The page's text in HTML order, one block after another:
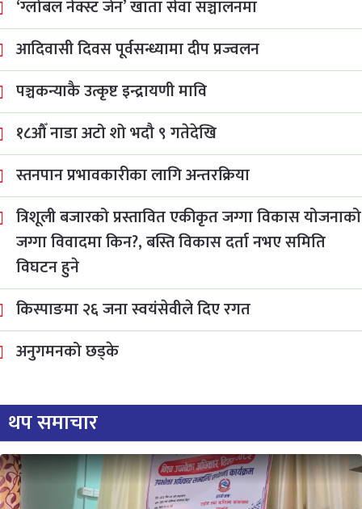
‘ग्लोबल नेक्स्ट जेन’ खाता सेवा सञ्चालनमा
आदिवासी दिवस पूर्वसन्ध्यामा दीप प्रज्वलन
पञ्चकन्याकै उत्कृष्ट इन्द्रायणी मावि
१८औँ नाडा अटो शो भदौ ९ गतेदेखि
स्तनपान प्रभावकारीका लागि अन्तरक्रिया
त्रिशूली बजारको प्रस्तावित एकीकृत जग्गा विकास योजनाको
जग्गा विवादमा किन?, बस्ति विकास दर्ता नभए समिति
विघटन हुने
किस्पाङमा २६ जना स्वयंसेवीले दिए रगत
अनुगमनको छड्के
थप समाचार